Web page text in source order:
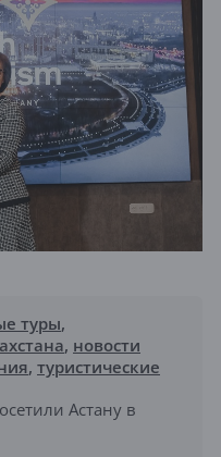
туры,
, новости
, туристические
Астану в